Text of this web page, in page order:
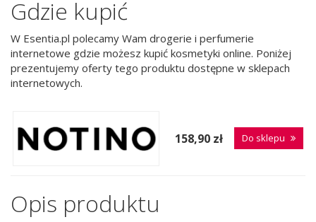
Gdzie kupić
W Esentia.pl polecamy Wam drogerie i perfumerie
internetowe gdzie możesz kupić kosmetyki online. Poniżej
prezentujemy oferty tego produktu dostępne w sklepach
internetowych.
158,90 zł Do sklepu
Opis produktu